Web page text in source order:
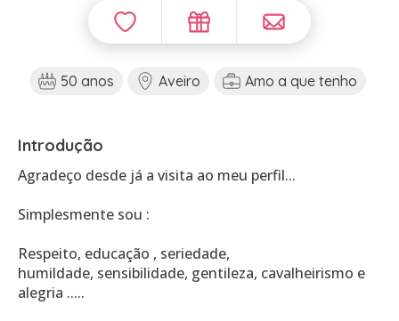
50 anos Aveiro Amo a que tenho
Introdução
Agradeço desde já a visita ao meu perfil...
Simplesmente sou :
Respeito, educação , seriedade,
humildade, sensibilidade, gentileza, cavalheirismo e
alegria .....